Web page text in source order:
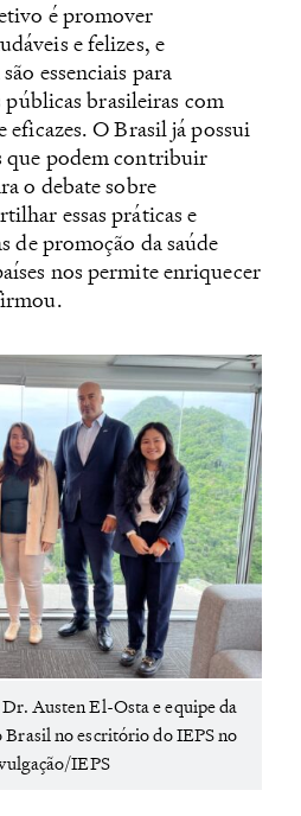
é promover
e felizes, e
essenciais para
brasileiras com
eficazes. O Brasil já possui
que podem contribuir
o debate sobre
essas práticas e
de promoção da saúde
nos permite enriquecer
Austen El-Osta e equipe da
no escritório do IEPS no
IEPS